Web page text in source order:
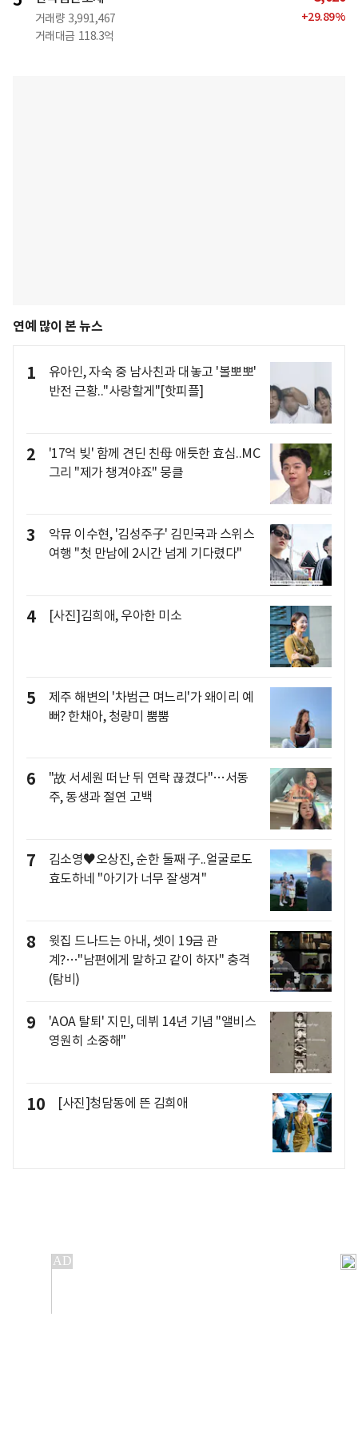
거래량 3,991,467
거래대금 118.3억
+29.89%
연예 많이 본 뉴스
1
유아인, 자숙 중 남사친과 대놓고 '볼뽀뽀'
반전 근황.."사랑할게"[핫피플]
2
'17억 빚' 함께 견딘 친母 애틋한 효심..MC
그리 "제가 챙겨야죠" 뭉클
3
악뮤 이수현, '김성주子' 김민국과 스위스
여행 "첫 만남에 2시간 넘게 기다렸다"
4 [사진]김희애, 우아한 미소
5
제주 해변의 '차범근 며느리'가 왜이리 예
뻐? 한채아, 청량미 뿜뿜
6
"故 서세원 떠난 뒤 연락 끊겼다"…서동
주, 동생과 절연 고백
7
김소영♥오상진, 순한 둘째 子..얼굴로도
효도하네 "아기가 너무 잘생겨"
8
윗집 드나드는 아내, 셋이 19금 관
계?…"남편에게 말하고 같이 하자" 충격
(탐비)
9
'AOA 탈퇴' 지민, 데뷔 14년 기념 "앨비스
영원히 소중해"
10 [사진]청담동에 뜬 김희애